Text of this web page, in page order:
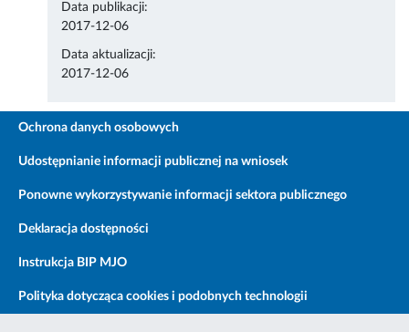
Data publikacji:
2017-12-06
Data aktualizacji:
2017-12-06
Ochrona danych osobowych
Udostępnianie informacji publicznej na wniosek
Ponowne wykorzystywanie informacji sektora publicznego
Deklaracja dostępności
Instrukcja BIP MJO
Polityka dotycząca cookies i podobnych technologii